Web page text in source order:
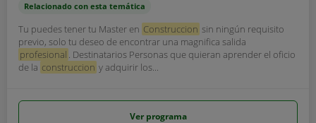
Relacionado con esta temática
Tu puedes tener tu Master en Construccion sin ningún requisito
previo, solo tu deseo de encontrar una magnifica salida
profesional . Destinatarios Personas que quieran aprender el oficio
de la construccion y adquirir los...
Ver programa